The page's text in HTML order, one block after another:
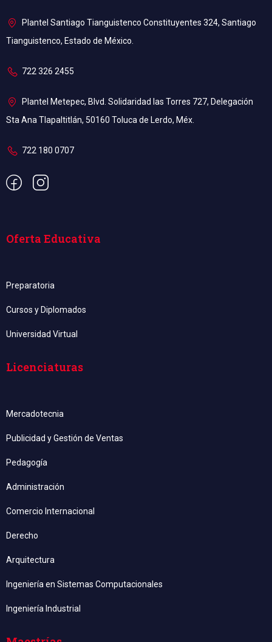
Plantel Santiago Tianguistenco Constituyentes 324, Santiago
Tianguistenco, Estado de México.
⁠722 326 2455
Plantel Metepec, Blvd. Solidaridad las Torres 727, Delegación
Sta Ana Tlapaltitlán, 50160 Toluca de Lerdo, Méx.
722 180 0707
Oferta Educativa
Preparatoria
Cursos y Diplomados
Universidad Virtual
Licenciaturas
Mercadotecnia
Publicidad y Gestión de Ventas
Pedagogía
Administración
Comercio Internacional
Derecho
Arquitectura
Ingeniería en Sistemas Computacionales
Ingeniería Industrial